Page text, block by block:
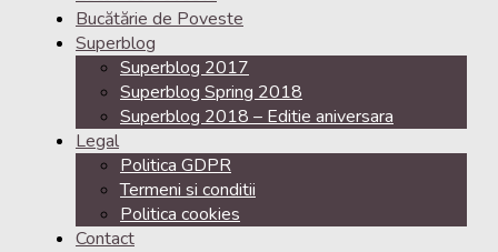
Bucătărie de Poveste
Superblog
Superblog 2017
Superblog Spring 2018
Superblog 2018 – Editie aniversara
Legal
Politica GDPR
Termeni si conditii
Politica cookies
Contact